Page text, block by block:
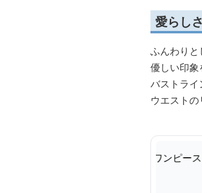
愛らし
ふんわりと
優しい印象
バストライ
ウエスト